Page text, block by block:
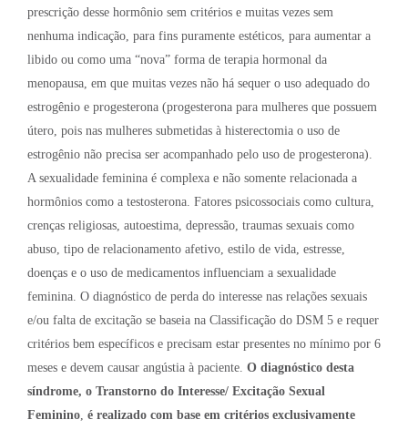
prescrição desse hormônio sem critérios e muitas vezes sem
nenhuma indicação, para fins puramente estéticos, para aumentar a
libido ou como uma “nova” forma de terapia hormonal da
menopausa, em que muitas vezes não há sequer o uso adequado do
estrogênio e progesterona (progesterona para mulheres que possuem
útero, pois nas mulheres submetidas à histerectomia o uso de
estrogênio não precisa ser acompanhado pelo uso de progesterona).
A sexualidade feminina é complexa e não somente relacionada a
hormônios como a testosterona. Fatores psicossociais como cultura,
crenças religiosas, autoestima, depressão, traumas sexuais como
abuso, tipo de relacionamento afetivo, estilo de vida, estresse,
doenças e o uso de medicamentos influenciam a sexualidade
feminina. O diagnóstico de perda do interesse nas relações sexuais
e/ou falta de excitação se baseia na Classificação do DSM 5 e requer
critérios bem específicos e precisam estar presentes no mínimo por 6
meses e devem causar angústia à paciente. O diagnóstico desta
síndrome, o Transtorno do Interesse/ Excitação Sexual
Feminino é realizado com base em critérios exclusivamente